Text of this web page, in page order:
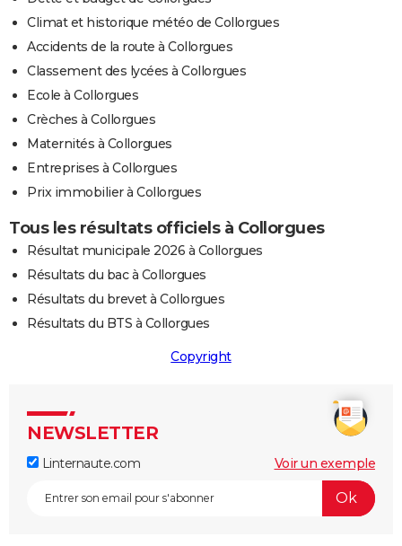
Climat et historique météo de Collorgues
Accidents de la route à Collorgues
Classement des lycées à Collorgues
Ecole à Collorgues
Crèches à Collorgues
Maternités à Collorgues
Entreprises à Collorgues
Prix immobilier à Collorgues
Tous les résultats officiels à Collorgues
Résultat municipale 2026 à Collorgues
Résultats du bac à Collorgues
Résultats du brevet à Collorgues
Résultats du BTS à Collorgues
Copyright
NEWSLETTER
Linternaute.com Voir un exemple